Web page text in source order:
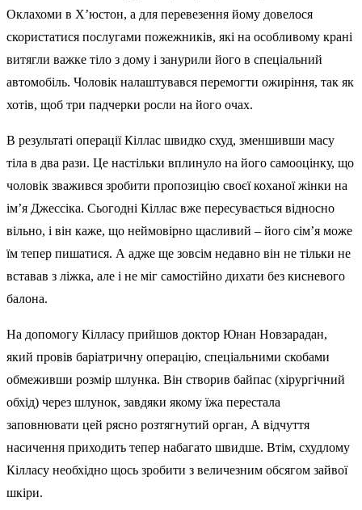
Оклахоми в Х’юстон, а для перевезення йому довелося
скористатися послугами пожежників, які на особливому крані
витягли важке тіло з дому і занурили його в спеціальний
автомобіль. Чоловік налаштувався перемогти ожиріння, так як
хотів, щоб три падчерки росли на його очах.
В результаті операції Кіллас швидко схуд, зменшивши масу
тіла в два рази. Це настільки вплинуло на його самооцінку, що
чоловік зважився зробити пропозицію своєї коханої жінки на
ім’я Джессіка. Сьогодні Кіллас вже пересувається відносно
вільно, і він каже, що неймовірно щасливий – його сім’я може
їм тепер пишатися. А адже ще зовсім недавно він не тільки не
вставав з ліжка, але і не міг самостійно дихати без кисневого
балона.
На допомогу Кілласу прийшов доктор Юнан Новзарадан,
який провів баріатричну операцію, спеціальними скобами
обмеживши розмір шлунка. Він створив байпас (хірургічний
обхід) через шлунок, завдяки якому їжа перестала
заповнювати цей рясно розтягнутий орган, А відчуття
насичення приходить тепер набагато швидше. Втім, схудлому
Кілласу необхідно щось зробити з величезним обсягом зайвої
шкіри.